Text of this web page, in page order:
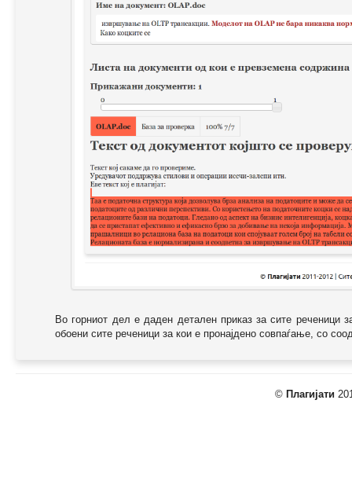
Во горниот дел е даден детален приказ за сите реченици
обоени сите реченици за кои е пронајдено совпаѓање, со
© Плагијати